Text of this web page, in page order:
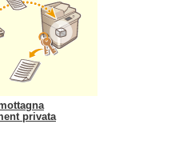
privata